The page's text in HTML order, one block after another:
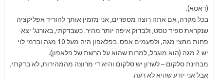
(דאטא).
בכל מקרה, אם אתה רוצה מספרים, אני מזמין אותך להוריד אפליקציה
שנקראת ספיד טסט, ולבדוק איפה יותר מהיר. כשבדקתי, באורנג' יצא
פחות מחצי מגה, ולפעמים אפס. בפלאפון היה מעל 10 מגה וברמי לוי
יש 2 מגה (הוא מוגבל, למרות שהוא על הרשת של פלאפון).
מבחינת סלקום – לשרון יש סלקום והיא די מרוצה מהמהירות, לא בדקתי,
אבל אני יודע שהיא לא רעה.